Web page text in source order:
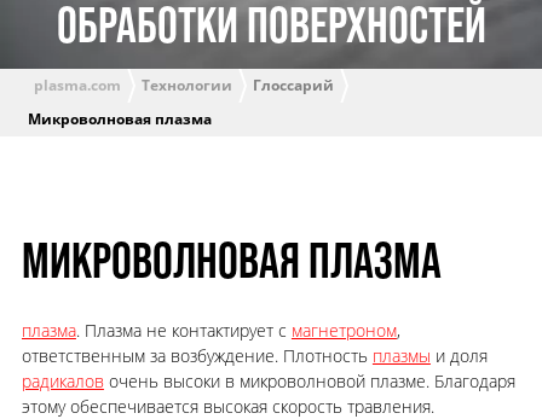
ОБРАБОТКИ ПОВЕРХНОСТЕЙ
plasma.com Технологии
Глоссарий
Микроволновая плазма
МИКРОВОЛНОВАЯ ПЛАЗМА
плазма. Плазма не контактирует с магнетроном,
ответственным за возбуждение. Плотность плазмы и доля
радикаловочень высоки в микроволновой плазме. Благодаря
этому обеспечивается высокая скорость травления.